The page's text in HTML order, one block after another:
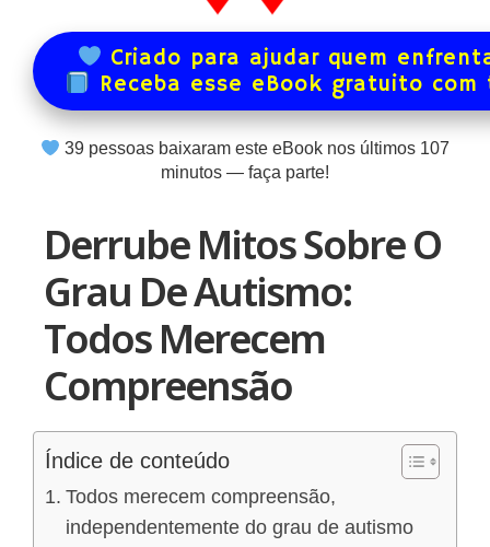
Criado para ajudar quem
Receba esse eBook gratuito
39 pessoas baixaram este eBook nos últimos 107
minutos — faça parte!
Derrube Mitos Sobre O
Grau De Autismo:
Todos Merecem
Compreensão
Índice de conteúdo
Todos merecem compreensão,
independentemente do grau de autismo